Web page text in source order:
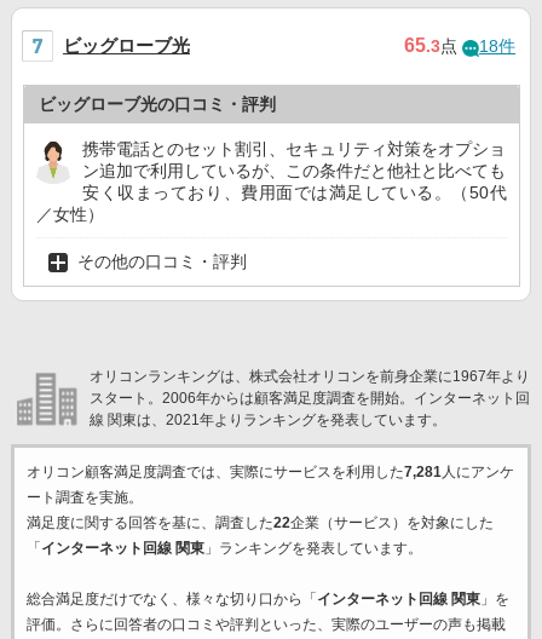
ビッグローブ光 65.3点 18件
ビッグローブ光の口コミ・評判
携帯電話とのセット割引、セキュリティ対策をオプショ
ン追加で利用しているが、この条件だと他社と比べても
安く収まっており、費用面では満足している。（50代
／女性）
その他の口コミ・評判
オリコンランキングは、株式会社オリコンを前身企業に1967年より
スタート。2006年からは顧客満足度調査を開始。インターネット回
線 関東は、2021年よりランキングを発表しています。
オリコン顧客満足度調査では、実際にサービスを利用した7,281人にアンケ
ート調査を実施。
満足度に関する回答を基に、調査した22企業（サービス）を対象にした
「 インターネット回線 関東」ランキングを発表しています。
総合満足度だけでなく、様々な切り口から「 インターネット回線 関東」を
評価。さらに回答者の口コミや評判といった、実際のユーザーの声も掲載